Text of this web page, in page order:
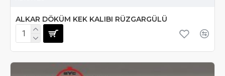
ALKAR DÖKÜM KEK KALIBI RÜZGARGÜLÜ